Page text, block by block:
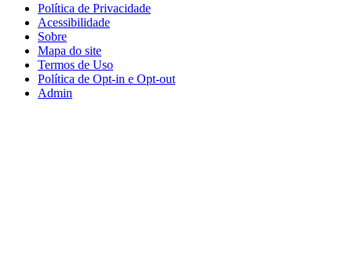
Política de Privacidade
Acessibilidade
Sobre
Mapa do site
Termos de Uso
Política de Opt-in e Opt-out
Admin